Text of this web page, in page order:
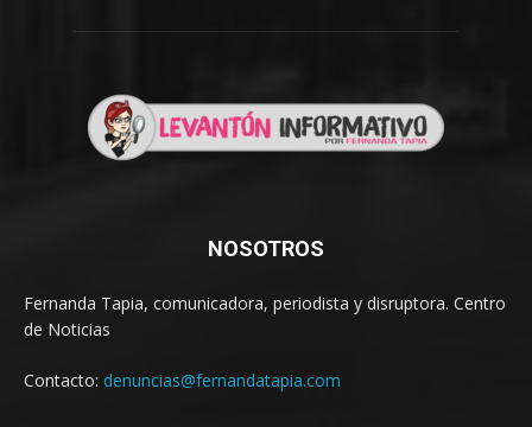
NOSOTROS
Fernanda Tapia, comunicadora, periodista y disruptora. Centro
de Noticias
Contacto: denuncias@fernandatapia.com